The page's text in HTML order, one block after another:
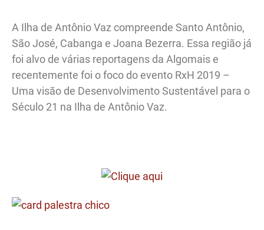
A Ilha de Antônio Vaz compreende Santo Antônio,
São José, Cabanga e Joana Bezerra. Essa região já
foi alvo de várias reportagens da Algomais e
recentemente foi o foco do evento RxH 2019 –
Uma visão de Desenvolvimento Sustentável para o
Século 21 na Ilha de Antônio Vaz.